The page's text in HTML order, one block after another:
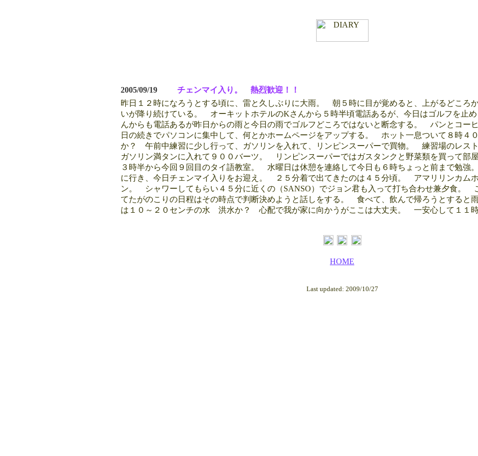
2005/09/19
チェンマイ入り。 熱烈歓迎！！
昨日１２時になろうとする頃に、雷と久しぶりに大雨。 朝５時に目が覚めると、上がるどころ
いが降り続けている。 オーキットホテルのKさんから５時半頃電話あるが、今日はゴルフを止
んからも電話あるが昨日からの雨と今日の雨でゴルフどころではないと断念する。 パンとコー
日の続きでパソコンに集中して、何とかホームページをアップする。 ホット一息ついて８時４
か？ 午前中練習に少し行って、ガソリンを入れて、リンピンスーパーで買物。 練習場のレスト
ガソリン満タンに入れて９００バーツ。 リンピンスーパーではガスタンクと野菜類を買って部
３時半から今回９回目のタイ語教室。 水曜日は休憩を連絡して今日も６時ちょっと前まで勉強
に行き、今日チェンマイ入りをお迎え。 ２５分着で出てきたのは４５分頃。 アマリリンカム
ン。 シャワーしてもらい４５分に近くの（SANSO）でジョン君も入って打ち合わせ兼夕食。
てたがのこりの日程はその時点で判断決めようと話しをする。 食べて、飲んで帰ろうとすると
は１０～２０センチの水 洪水か？ 心配で我が家に向かうがここは大丈夫。 一安心して１１
HOME
Last updated: 2009/10/27